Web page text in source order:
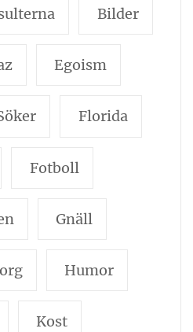
Bilder
Egoism
Florida
Fotboll
Gnäll
Humor
Kost